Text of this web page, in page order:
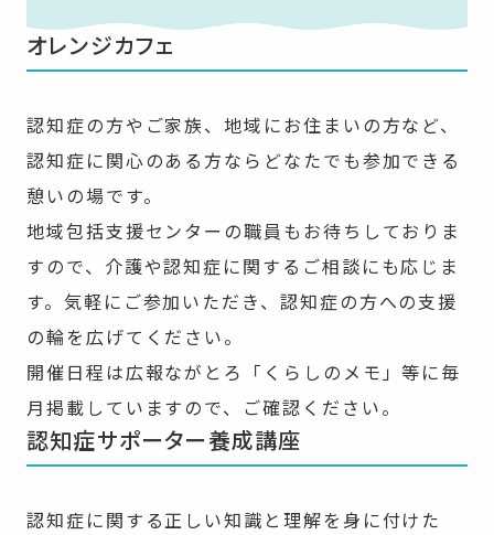
オレンジカフェ
認知症の方やご家族、地域にお住まいの方など、
認知症に関心のある方ならどなたでも参加できる
憩いの場です。
地域包括支援センターの職員もお待ちしておりま
すので、介護や認知症に関するご相談にも応じま
す。気軽にご参加いただき、認知症の方への支援
の輪を広げてください。
開催日程は広報ながとろ「くらしのメモ」等に毎
月掲載していますので、ご確認ください。
認知症サポーター養成講座
認知症に関する正しい知識と理解を身に付けた